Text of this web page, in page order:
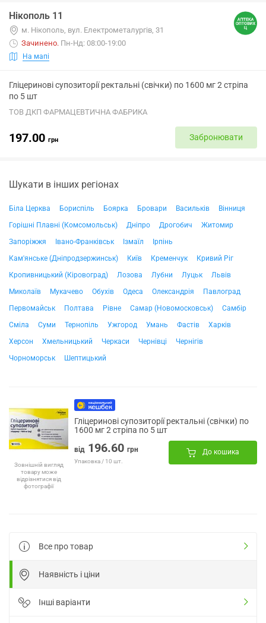
Нікополь 11
м. Нікополь, вул. Електрометалургів, 31
Зачинено. Пн-Нд: 08:00-19:00
На мапі
Гліцеринові супозиторії ректальні (свічки) по 1600 мг 2 стріпа
по 5 шт
ТОВ ДКП ФАРМАЦЕВТИЧНА ФАБРИКА
197.00 грн Забронювати
Шукати в інших регіонах
Біла Церква Бориспіль Боярка Бровари Васильків
Вінниця
Горішні Плавні (Комсомольськ)
Дніпро Дрогобич
Житомир
Запоріжжя
Івано-Франківськ Ізмаїл
Ірпінь
Кам'янське (Дніпродзержинськ)
Київ Кременчук
Кривий Ріг
Кропивницький (Кіровоград)
Лозова Лубни Луцьк
Львів
Миколаїв
Мукачево Обухів Одеса Олександрія
Павлоград
Первомайськ
Полтава Рівне Самар (Новомосковськ)
Самбір
Сміла
Суми Тернопіль Ужгород Умань Фастів
Харків
Херсон
Хмельницький Черкаси Чернівці
Чернігів
Чорноморськ
Шептицький
Зовнішній вигляд
товару може
відрізнятися від
фотографії
Гліцеринові супозиторії ректальні (свічки) по
1600 мг 2 стріпа по 5 шт
від 196.60 грн
Упаковка / 10 шт.
До кошика
Все про товар
Наявність і ціни
Інші варіанти